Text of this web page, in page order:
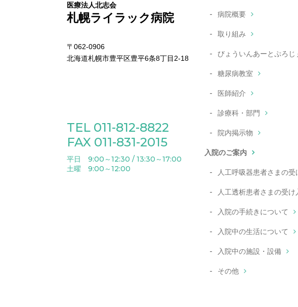
医療法人北志会
札幌ライラック病院
〒062-0906
北海道札幌市豊平区豊平6条8丁目2-18
TEL 011-812-8822
FAX 011-831-2015
平日 9:00～12:30 / 13:30～17:00
土曜 9:00～12:00
病院概要
取り組み
びょういんあーとぷろじ
糖尿病教室
医師紹介
診療科・部門
院内掲示物
入院のご案内
人工呼吸器患者さまの受
人工透析患者さまの受け
入院の手続きについて
入院中の生活について
入院中の施設・設備
その他